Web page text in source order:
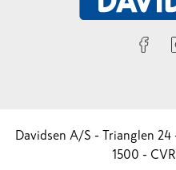
Davidsen A/S - Trianglen
1500 -